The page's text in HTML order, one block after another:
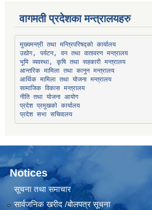
वागमती प्रदेशका मन्त्रालयहरु
मुख्यमन्त्री तथा मन्त्रिपरिषद्को कार्यालय
उद्योग, पर्यटन, वन तथा वातावरण मन्त्रालय
भूमि व्यवस्था, कृषि तथा सहकारी मन्त्रालय
आन्तरिक मामिला तथा कानुन मन्त्रालय
आर्थिक मामिला तथा योजना मन्त्रालय
सामाजिक विकास मन्त्रालय
नीति तथा योजना आयोग
प्रदेश प्रमुखको कार्यालय
प्रदेश सभा सचिवालय
Notices
सूचना तथा समाचार
सार्वजनिक खरीद /बोलपत्र सूचना